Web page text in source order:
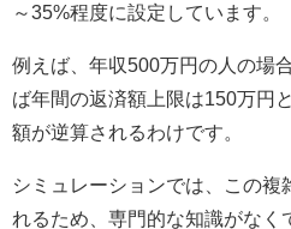
～35%程度に設定しています。
例えば、年収500万円の人の場
ば年間の返済額上限は150万円
額が逆算されるわけです。
シミュレーションでは、この複
れるため、専門的な知識がなく